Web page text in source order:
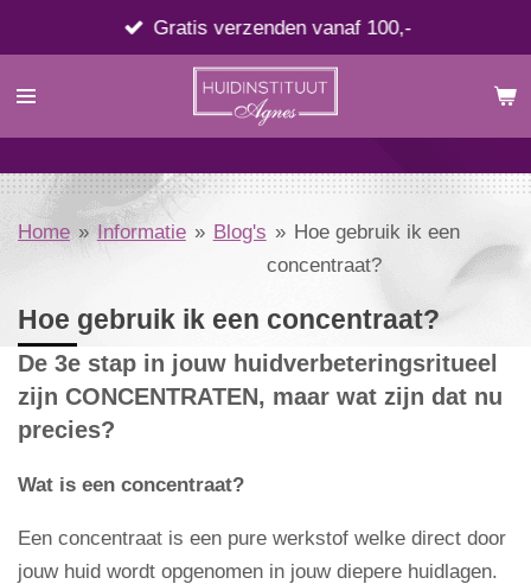
direct
naar
Gratis verzenden vanaf 100,-
Home » Informatie » Blog's » Hoe gebruik ik een
concentraat?
Hoe gebruik ik een concentraat?
De 3e stap in jouw huidverbeteringsritueel
zijn CONCENTRATEN, maar wat zijn dat nu
precies?
Wat is een concentraat?
Een concentraat is een pure werkstof welke direct door
jouw huid wordt opgenomen in jouw diepere huidlagen.